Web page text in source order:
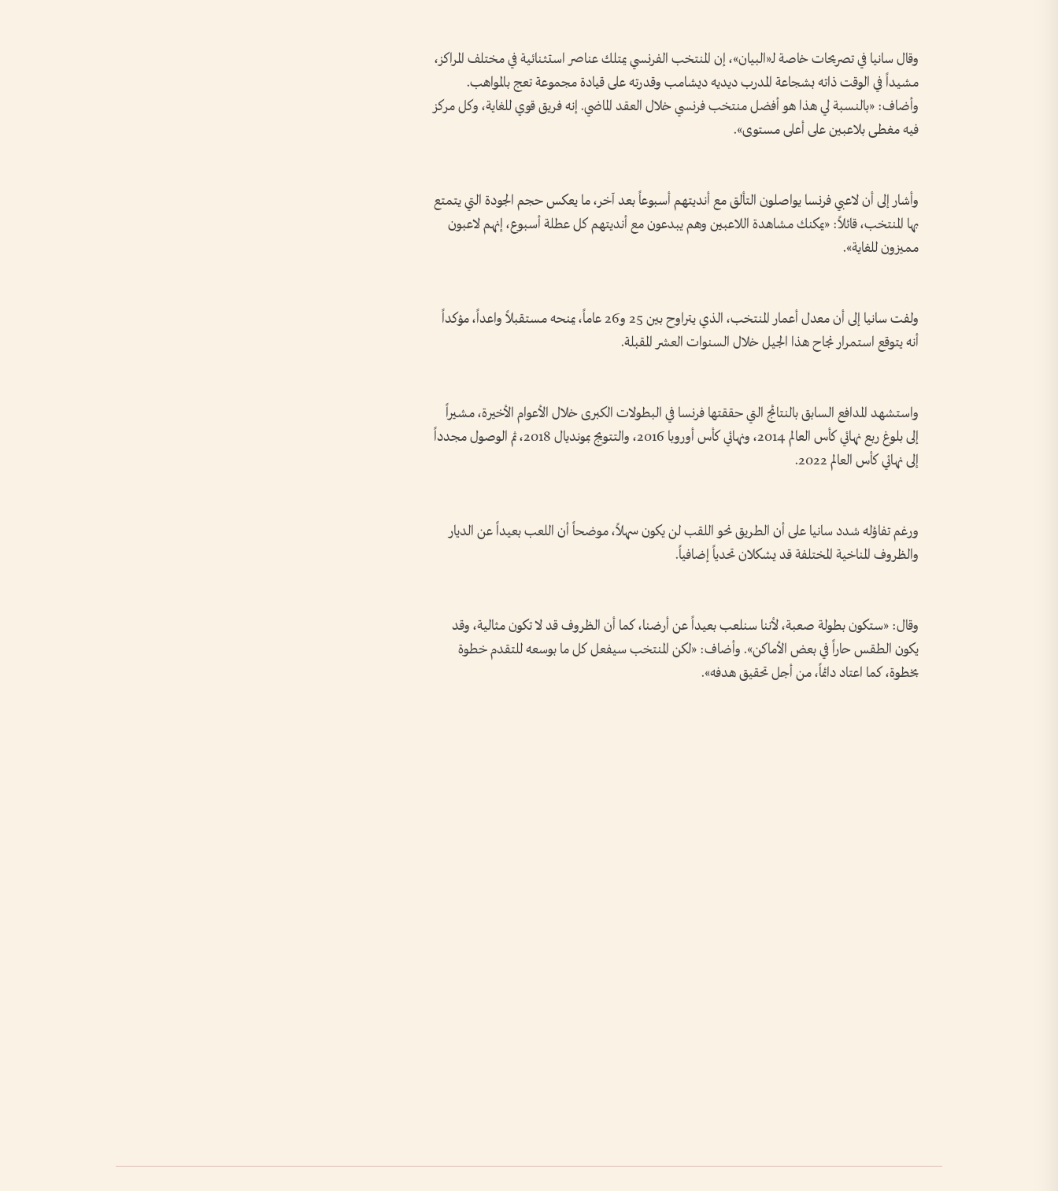
وقال سانيا في تصريحات خاصة لـ«البيان»، إن المنتخب الفرنسي يمتلك عناصر استثنائية في مختلف المراكز،
مشيداً في الوقت ذاته بشجاعة المدرب ديديه ديشامب وقدرته على قيادة مجموعة تعج بالمواهب.
وأضاف: «بالنسبة لي هذا هو أفضل منتخب فرنسي خلال العقد الماضي. إنه فريق قوي للغاية، وكل مركز
فيه مغطى بلاعبين على أعلى مستوى».
وأشار إلى أن لاعبي فرنسا يواصلون التألق مع أنديتهم أسبوعاً بعد آخر، ما يعكس حجم الجودة التي يتمتع
بها المنتخب، قائلاً: «يمكنك مشاهدة اللاعبين وهم يبدعون مع أنديتهم كل عطلة أسبوع، إنهم لاعبون
مميزون للغاية».
ولفت سانيا إلى أن معدل أعمار المنتخب، الذي يتراوح بين 25 و26 عاماً، يمنحه مستقبلاً واعداً، مؤكداً
أنه يتوقع استمرار نجاح هذا الجيل خلال السنوات العشر المقبلة.
واستشهد المدافع السابق بالنتائج التي حققتها فرنسا في البطولات الكبرى خلال الأعوام الأخيرة، مشيراً
إلى بلوغ ربع نهائي كأس العالم 2014، ونهائي كأس أوروبا 2016، والتتويج بمونديال 2018، ثم الوصول مجدداً
إلى نهائي كأس العالم 2022.
ورغم تفاؤله شدد سانيا على أن الطريق نحو اللقب لن يكون سهلاً، موضحاً أن اللعب بعيداً عن الديار
والظروف المناخية المختلفة قد يشكلان تحدياً إضافياً.
وقال: «ستكون بطولة صعبة، لأننا سنلعب بعيداً عن أرضنا، كما أن الظروف قد لا تكون مثالية، وقد
يكون الطقس حاراً في بعض الأماكن». وأضاف: «لكن المنتخب سيفعل كل ما بوسعه للتقدم خطوة
بخطوة، كما اعتاد دائماً، من أجل تحقيق هدفه».